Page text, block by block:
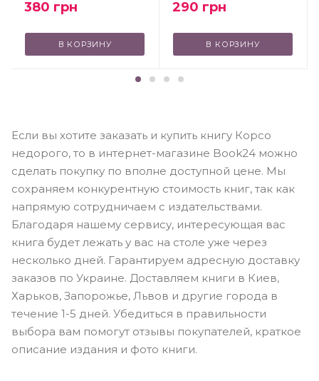
380 грн
В КОРЗИНУ
290 грн
В КОРЗИНУ
Если вы хотите заказать и купить книгу Корсо
недорого, то в интернет-магазине Book24 можно
сделать покупку по вполне доступной цене. Мы
сохраняем конкурентную стоимость книг, так как
напрямую сотрудничаем с издательствами.
Благодаря нашему сервису, интересующая вас
книга будет лежать у вас на столе уже через
несколько дней. Гарантируем адресную доставку
заказов по Украине. Доставляем книги в Киев,
Харьков, Запорожье, Львов и другие города в
течение 1-5 дней. Убедиться в правильности
выбора вам помогут отзывы покупателей, краткое
описание издания и фото книги.